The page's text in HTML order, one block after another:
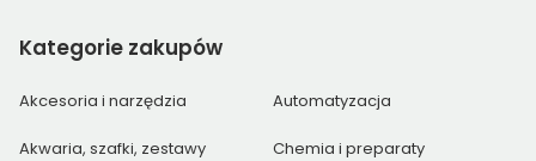
Kategorie zakupów
Akcesoria i narzędzia Automatyzacja
Akwaria, szafki, zestawy Chemia i preparaty